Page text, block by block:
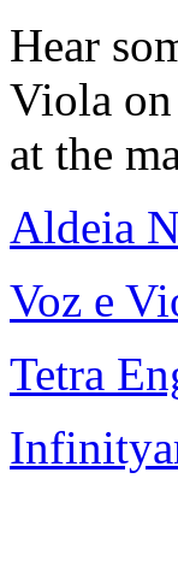
Hear
Viola
at the
Aldeia
Voz e
Tetra